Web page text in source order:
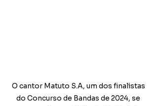
O cantor Matuto S.A, um dos finalistas
do Concurso de Bandas de 2024, se